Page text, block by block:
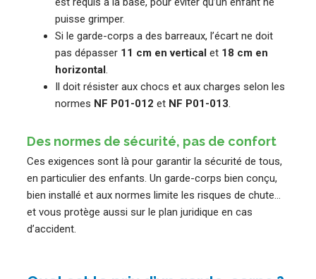
puisse grimper.
Si le garde-corps a des barreaux, l’écart ne doit
pas dépasser 11 cm en vertical et 18 cm en
horizontal.
Il doit résister aux chocs et aux charges selon les
normes NF P01-012 et NF P01-013.
Des normes de sécurité, pas de confort
Ces exigences sont là pour garantir la sécurité de tous,
en particulier des enfants. Un garde-corps bien conçu,
bien installé et aux normes limite les risques de chute…
et vous protège aussi sur le plan juridique en cas
d’accident.